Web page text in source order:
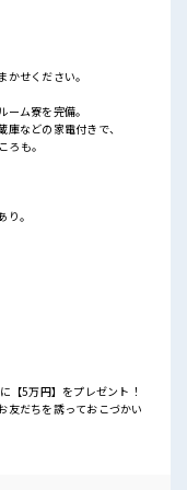
せください。
ム寮を完備。
などの家電付きで、
ろも。
。
【5万円】をプレゼント！
友だちを誘っておこづかい